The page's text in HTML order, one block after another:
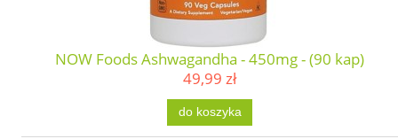
NOW Foods Ashwagandha - 450mg - (90 kap)
49,99 zł
do koszyka